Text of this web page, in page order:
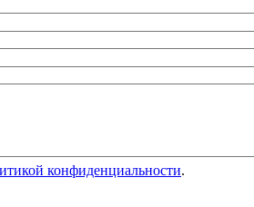
конфиденциальности.